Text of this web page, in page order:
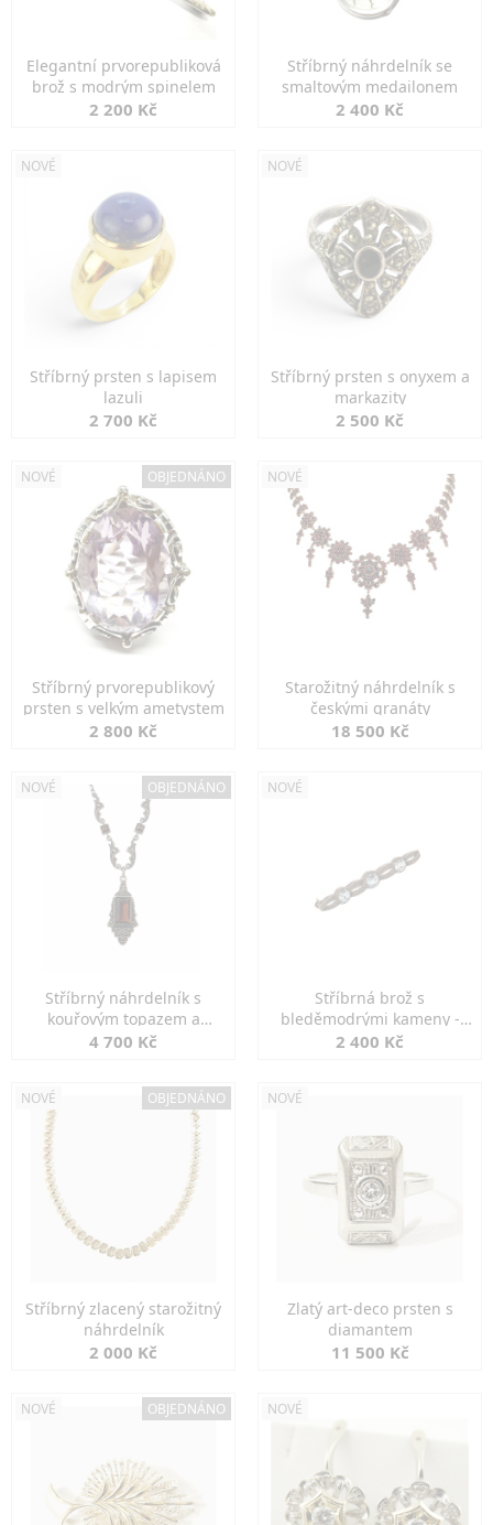
Elegantní prvorepubliková
brož s modrým spinelem
2 200 Kč
Stříbrný náhrdelník se
smaltovým medailonem
2 400 Kč
NOVÉ
Stříbrný prsten s lapisem
lazuli
2 700 Kč
NOVÉ
Stříbrný prsten s onyxem a
markazity
2 500 Kč
NOVÉ OBJEDNÁNO
Stříbrný prvorepublikový
prsten s velkým ametystem
2 800 Kč
NOVÉ
Starožitný náhrdelník s
českými granáty
18 500 Kč
NOVÉ OBJEDNÁNO
Stříbrný náhrdelník s
kouřovým topazem a
markazity
4 700 Kč
NOVÉ
Stříbrná brož s
bleděmodrými kameny -
jemná elegance
2 400 Kč
NOVÉ OBJEDNÁNO
Stříbrný zlacený starožitný
náhrdelník
2 000 Kč
NOVÉ
Zlatý art-deco prsten s
diamantem
11 500 Kč
NOVÉ OBJEDNÁNO NOVÉ